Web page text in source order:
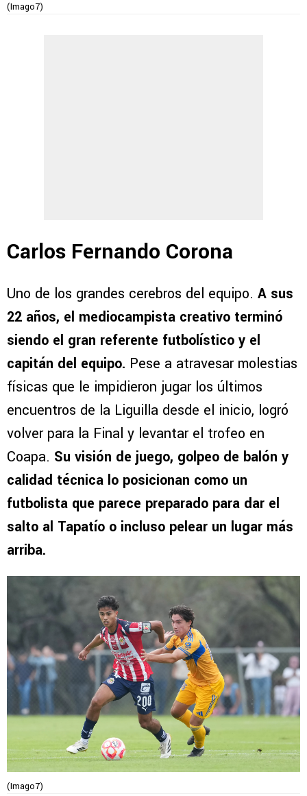
(Imago7)
Carlos Fernando Corona
Uno de los grandes cerebros del equipo. A sus
22 años, el mediocampista creativo terminó
siendo el gran referente futbolístico y el
capitán del equipo. Pese a atravesar molestias
físicas que le impidieron jugar los últimos
encuentros de la Liguilla desde el inicio, logró
volver para la Final y levantar el trofeo en
Coapa. Su visión de juego, golpeo de balón y
calidad técnica lo posicionan como un
futbolista que parece preparado para dar el
salto al Tapatío o incluso pelear un lugar más
arriba.
(Imago7)